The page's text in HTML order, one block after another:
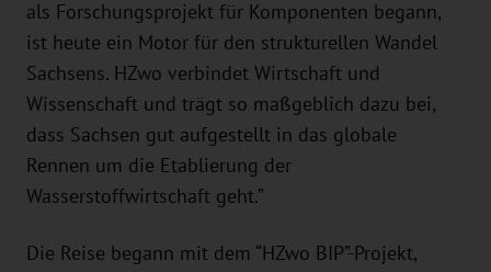
als Forschungsprojekt für Komponenten begann,
ist heute ein Motor für den strukturellen Wandel
Sachsens. HZwo verbindet Wirtschaft und
Wissenschaft und trägt so maßgeblich dazu bei,
dass Sachsen gut aufgestellt in das globale
Rennen um die Etablierung der
Wasserstoffwirtschaft geht.”
Die Reise begann mit dem “HZwo BIP”-Projekt,